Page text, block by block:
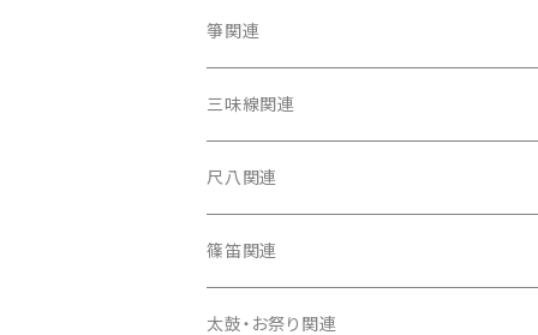
箏関連
箏（本体）
箏カバー
箏袋
口前袋・尾布
三味線関連
三味線（本体）
三味線ケース
長トランク・三ツ折トランク
雨用カバー
尺八関連
尺八（本体）
尺八袋
篠笛関連
篠笛（本体）
太鼓・お祭り関連